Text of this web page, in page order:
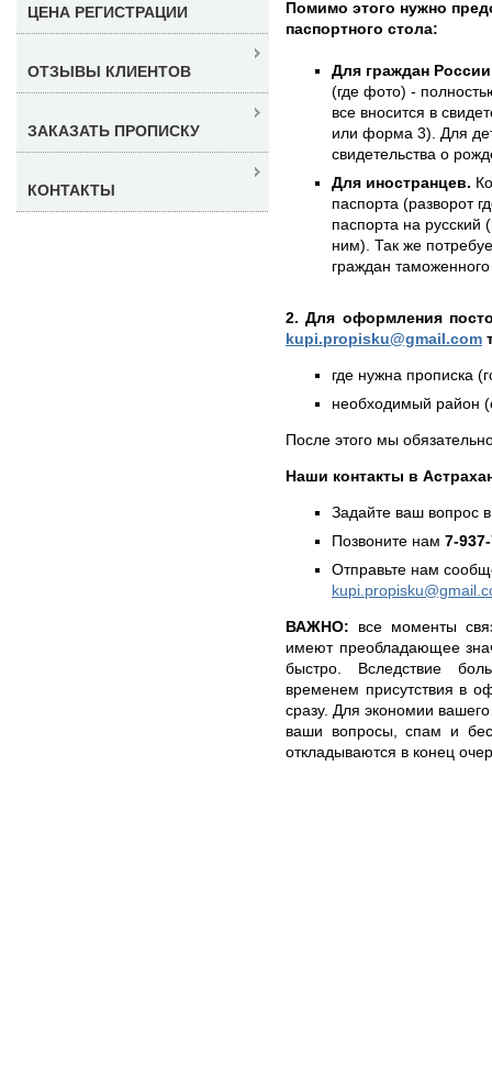
Помимо этого нужно
паспортного стола:
Для граждан
(где фото) -
все вносится в
или форма 3). Для
свидетельства о
Для иностранцев.
паспорта (разворот
паспорта на русский
ним). Так же
граждан
2. Для оформления
kupi.propisku@gmail.com
где нужна прописка
необходимый район
После этого мы
Наши контакты в
Задайте ваш вопрос
Позвоните нам 7-
Отправьте нам
ВАЖНО: все моменты
имеют преобладающее
быстро. Вследствие
временем присутствия в
сразу. Для экономии
ваши вопросы, спам и
откладываются в конец
ЦЕНА РЕГИСТРАЦИИ
ОТЗЫВЫ КЛИЕНТОВ
ЗАКАЗАТЬ ПРОПИСКУ
КОНТАКТЫ